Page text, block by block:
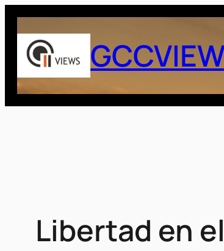
Saltar
contenido
Libertad en